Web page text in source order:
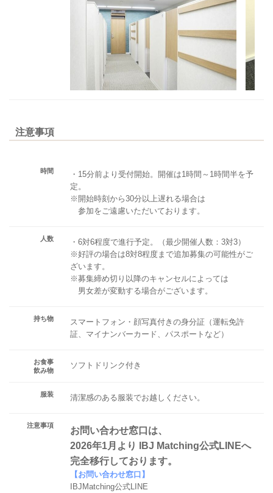
注意事項
時間
・15分前より受付開始。開催は1時間～1時間半を予
定。
※開始時刻から30分以上遅れる場合は
参加をご遠慮いただいております。
人数
・6対6程度で進行予定。（最少開催人数：3対3）
※好評の場合は8対8程度まで追加募集の可能性がご
ざいます。
※募集締め切り以降のキャンセルによっては
男女差が変動する場合がございます。
持ち物
スマートフォン・顔写真付きの身分証（運転免許
証、マイナンバーカード、パスポートなど）
お食事
飲み物
ソフトドリンク付き
服装 清潔感のある服装でお越しください。
注意事項
お問い合わせ窓口は、
2026年1月より IBJ Matching公式LINEへ
完全移行しております。
【お問い合わせ窓口】
IBJMatching公式LINE